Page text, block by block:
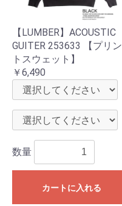
【LUMBER】ACOUSTIC
GUITER 253633 【プリン
トスウェット】
￥6,490
数量
カートに入れる